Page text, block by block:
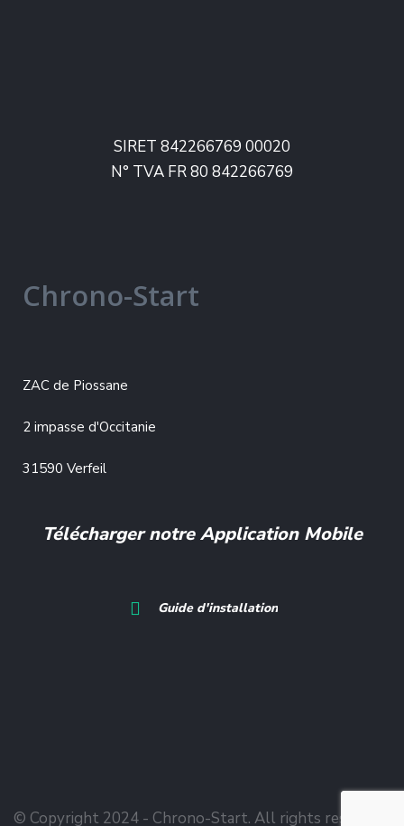
SIRET 842266769 00020
N° TVA FR 80 842266769
Chrono-Start
ZAC de Piossane
2 impasse d'Occitanie
31590 Verfeil
Télécharger notre Application Mobile
Guide d'installation
© Copyright 2024 - Chrono-Start. All rights reserved.